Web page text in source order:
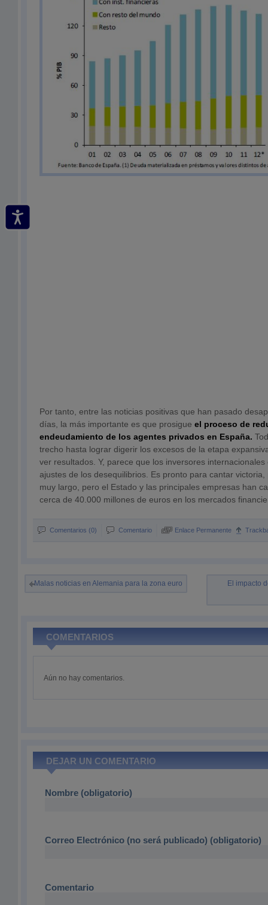
Por tanto, entre las noticias positivas que han pasado
días, la más importante es que prosigue el proceso de
endeudamiento de los agentes privados en España.
trecho hasta lograr digerir los excesos de la etapa
ver resultados. Y, parece que los inversores
ajustes de los desequilibrios. Es pronto para cantar
muy largo, pero el Estado y las principales empresas han
cerca de 40.000 millones de euros en los mercados
Comentarios (0) Comentario Enlace Permanente
Malas noticias en Alemania para la zona euro El impacto
COMENTARIOS
Aún no hay comentarios.
DEJAR UN COMENTARIO
Nombre (obligatorio)
Correo Electrónico (no será publicado) (obligatorio)
Comentario